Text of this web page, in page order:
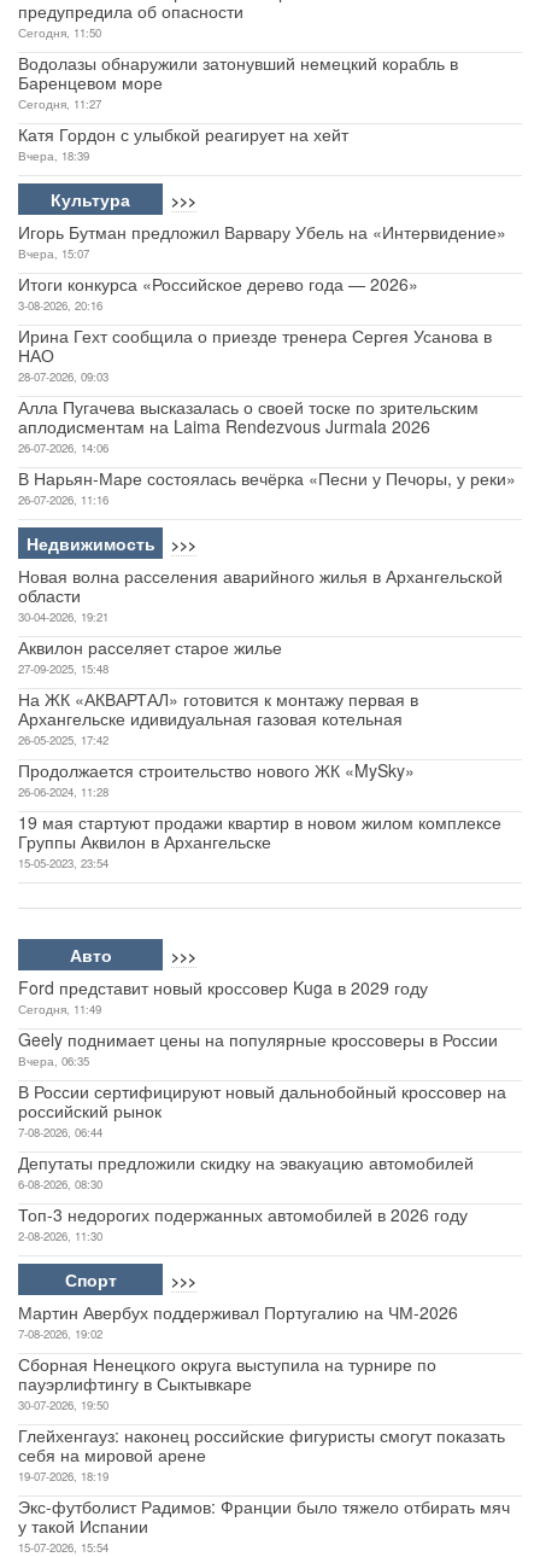
предупредила об опасности
Сегодня, 11:50
Водолазы обнаружили затонувший немецкий корабль в
Баренцевом море
Сегодня, 11:27
Катя Гордон с улыбкой реагирует на хейт
Вчера, 18:39
Культура >>>
Игорь Бутман предложил Варвару Убель на «Интервидение»
Вчера, 15:07
Итоги конкурса «Российское дерево года — 2026»
3-08-2026, 20:16
Ирина Гехт сообщила о приезде тренера Сергея Усанова в
НАО
28-07-2026, 09:03
Алла Пугачева высказалась о своей тоске по зрительским
аплодисментам на Laima Rendezvous Jurmala 2026
26-07-2026, 14:06
В Нарьян-Маре состоялась вечёрка «Песни у Печоры, у реки»
26-07-2026, 11:16
Недвижимость >>>
Новая волна расселения аварийного жилья в Архангельской
области
30-04-2026, 19:21
Аквилон расселяет старое жилье
27-09-2025, 15:48
На ЖК «АКВАРТАЛ» готовится к монтажу первая в
Архангельске идивидуальная газовая котельная
26-05-2025, 17:42
Продолжается строительство нового ЖК «MySky»
26-06-2024, 11:28
19 мая стартуют продажи квартир в новом жилом комплексе
Группы Аквилон в Архангельске
15-05-2023, 23:54
Авто >>>
Ford представит новый кроссовер Kuga в 2029 году
Сегодня, 11:49
Geely поднимает цены на популярные кроссоверы в России
Вчера, 06:35
В России сертифицируют новый дальнобойный кроссовер на
российский рынок
7-08-2026, 06:44
Депутаты предложили скидку на эвакуацию автомобилей
6-08-2026, 08:30
Топ-3 недорогих подержанных автомобилей в 2026 году
2-08-2026, 11:30
Спорт >>>
Мартин Авербух поддерживал Португалию на ЧМ-2026
7-08-2026, 19:02
Сборная Ненецкого округа выступила на турнире по
пауэрлифтингу в Сыктывкаре
30-07-2026, 19:50
Глейхенгауз: наконец российские фигуристы смогут показать
себя на мировой арене
19-07-2026, 18:19
Экс-футболист Радимов: Франции было тяжело отбирать мяч
у такой Испании
15-07-2026, 15:54